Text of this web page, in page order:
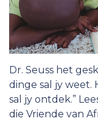
Nuus
Lede
Dr. Seuss het
dinge sal jy weet.
sal jy ontdek.”
die Vriende van